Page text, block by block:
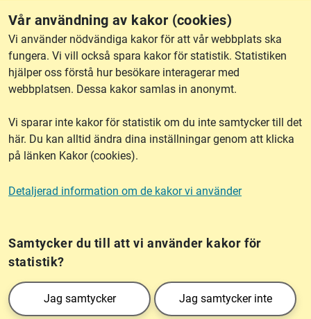
Vår användning av kakor (cookies)
Vi använder nödvändiga kakor för att vår webbplats ska
fungera. Vi vill också spara kakor för statistik. Statistiken
hjälper oss förstå hur besökare interagerar med
webbplatsen. Dessa kakor samlas in anonymt.
Vi sparar inte kakor för statistik om du inte samtycker till det
här. Du kan alltid ändra dina inställningar genom att klicka
på länken Kakor (cookies).
Detaljerad information om de kakor vi använder
Samtycker du till att vi använder kakor för
statistik?
Jag samtycker Jag samtycker inte
RSS
Om webbplatsen
Tillgänglighet
Other languages
Kakor (cookies)
Lantmäteriet är den myndighet som kartlägger Sverige. Till våra uppgifter hör
också att registrera och säkra ägandet av alla fastigheter samt hantera deras